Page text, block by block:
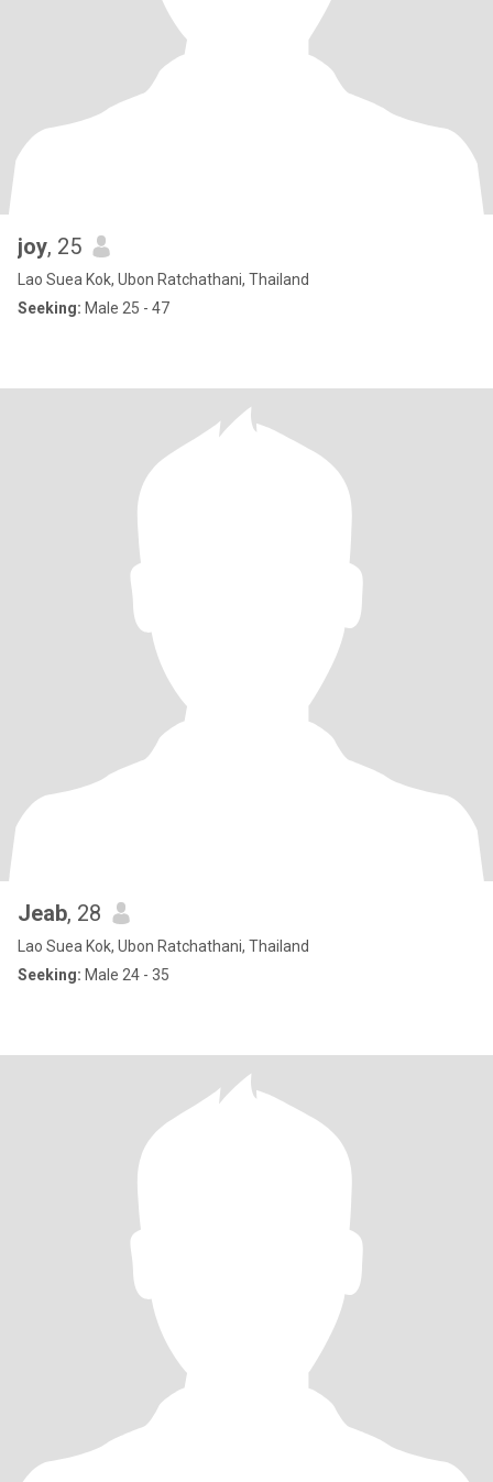
joy, 25
Lao Suea Kok, Ubon Ratchathani, Thailand
Seeking: Male 25 - 47
Jeab, 28
Lao Suea Kok, Ubon Ratchathani, Thailand
Seeking: Male 24 - 35